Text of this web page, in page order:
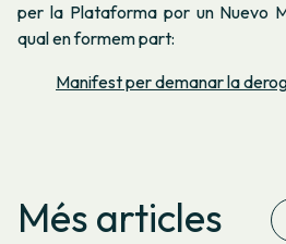
per la Plataforma por un Nuevo
qual en formem part:
Manifest per demanar la
Més articles